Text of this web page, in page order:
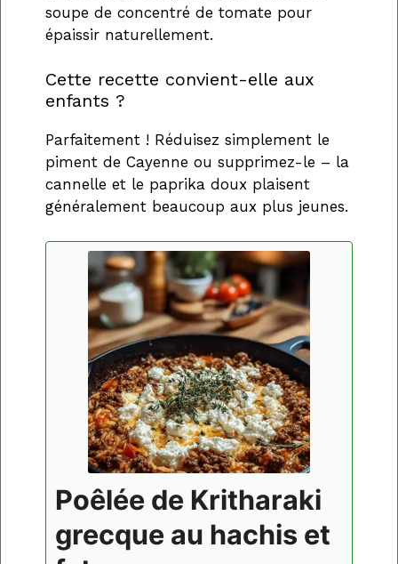
soupe de concentré de tomate pour
épaissir naturellement.
Cette recette convient-elle aux
enfants ?
Parfaitement ! Réduisez simplement le
piment de Cayenne ou supprimez-le – la
cannelle et le paprika doux plaisent
généralement beaucoup aux plus jeunes.
Poêlée de Kritharaki
grecque au hachis et